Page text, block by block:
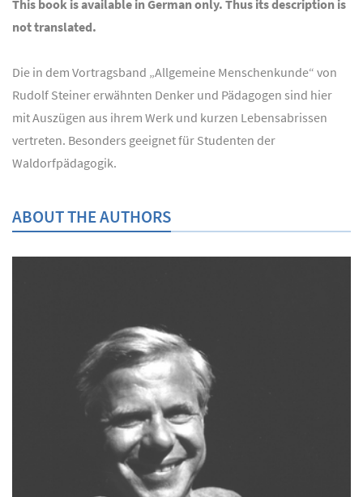
This book is available in German only. Thus its description is
not translated.
Die in dem Vortragsband „Allgemeine Menschenkunde“ von
Rudolf Steiner erwähnten Denker und Pädagogen sind hier
mit Auszügen aus ihrem Werk und kurzen Lebensabrissen
vertreten. Besonders geeignet für Studenten der
Waldorfpädagogik.
ABOUT THE AUTHORS